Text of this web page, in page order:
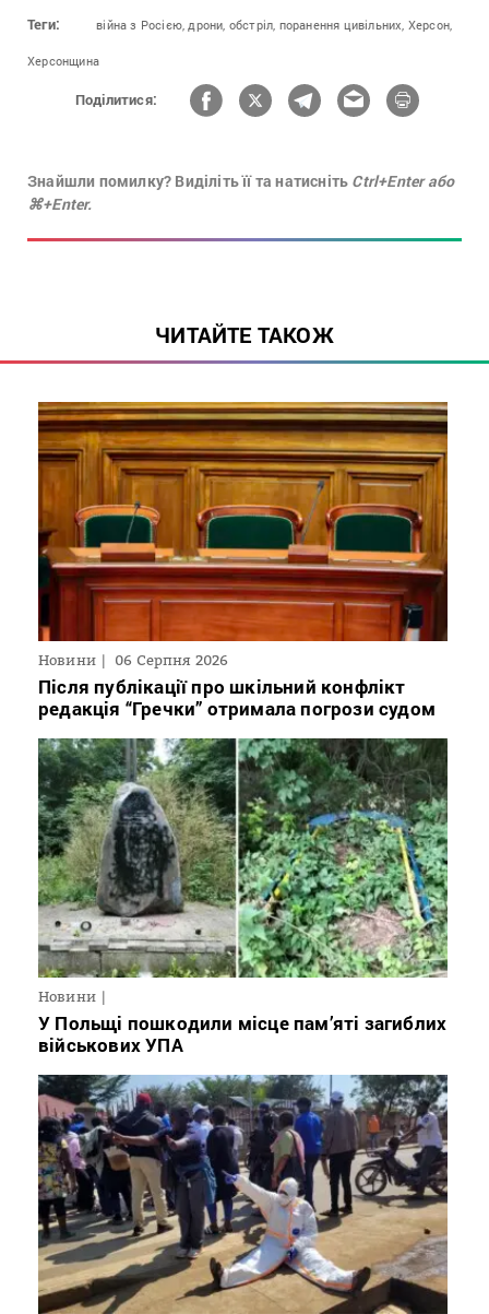
Теги: війна з Росією, дрони, обстріл, поранення цивільних, Херсон,
Херсонщина
Поділитися:
Знайшли помилку? Виділіть її та натисніть Ctrl+Enter або
⌘+Enter.
ЧИТАЙТЕ ТАКОЖ
Новини 06 Серпня 2026
Після публікації про шкільний конфлікт
редакція “Гречки” отримала погрози судом
Новини
У Польщі пошкодили місце пам’яті загиблих
військових УПА